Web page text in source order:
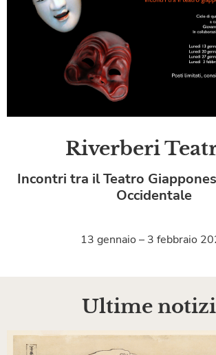
Riverberi
Incontri tra il Teatro
Occidentale
13 gennaio – 3 febbraio
Ultime